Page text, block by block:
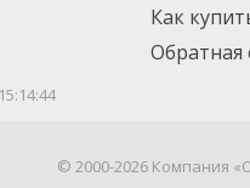
Как
Обратная
© 2000-2026 Компания